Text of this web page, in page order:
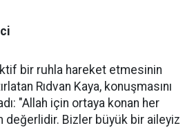
bir ruhla hareket etmesinin
Rıdvan Kaya, konuşmasını
"Allah için ortaya konan her
değerlidir. Bizler büyük bir aileyiz